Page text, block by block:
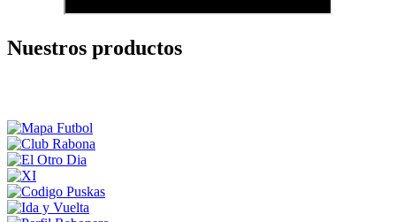
Nuestros productos